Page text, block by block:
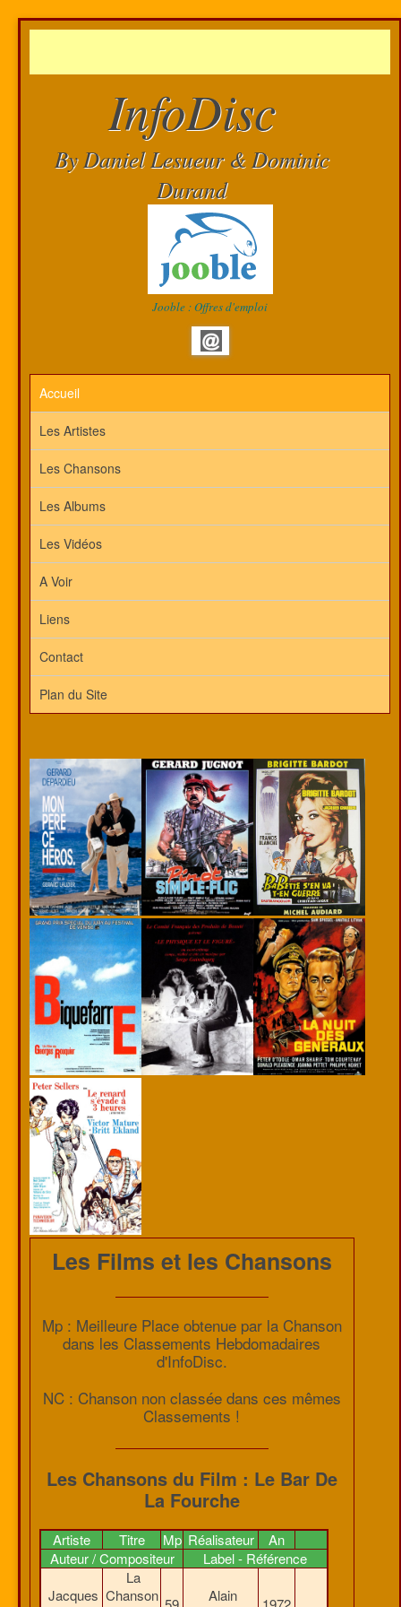
InfoDisc
By Daniel Lesueur & Dominic
Durand
Jooble : Offres d'emploi
Accueil
Les Artistes
Les Chansons
Les Albums
Les Vidéos
A Voir
Liens
Contact
Plan du Site
Les Films et les Chansons
Mp : Meilleure Place obtenue par la Chanson
dans les Classements Hebdomadaires
d'InfoDisc.
NC : Chanson non classée dans ces mêmes
Classements !
Les Chansons du Film : Le Bar De
La Fourche
Artiste Titre Mp Réalisateur
An
Auteur / Compositeur
Label - Référence
Jacques
La
Chanson
Alain